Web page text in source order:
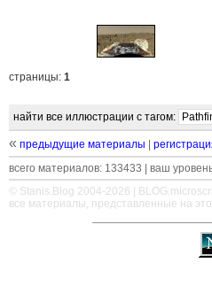
страницы: 1
найти все иллюстрации с тагом:
« предыдущие материалы
всего материалов: 133433 | ваш
© Stanis.Blog 2004-2026 |
все материалы, представленные на
————————